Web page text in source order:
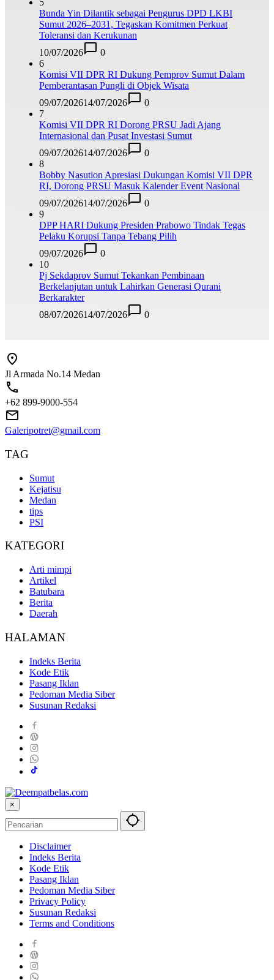
5
Bunda Yin Dilantik sebagai Pengurus DPD LKBI
Sumut 2026–2031, Tegaskan Komitmen Perkuat
Toleransi dan Kerukunan
10/07/2026
0
6
Komisi VII DPR RI Dukung Pemprov Sumut Dalam
Pemberantasan Pungli di Objek Wisata
09/07/202614/07/2026
0
7
Komisi VII DPR RI Dorong PRSU Jadi Ajang
Internasional dan Pusat Investasi Sumut
09/07/202614/07/2026
0
8
Bobby Nasution Apresiasi Dukungan Komisi VII DPR
RI, Dorong PRSU Masuk Kalender Event Nasional
09/07/202614/07/2026
0
9
DPP HARI Dukung Presiden Prabowo Tindak Tegas
Pelaku Korupsi Tanpa Tebang Pilih
09/07/2026
0
10
Pj Sekdaprov Sumut Tekankan Pembinaan
Berkelanjutan untuk Lahirkan Generasi Qurani
Berkarakter
08/07/202614/07/2026 0
Jl Armada No.14 Medan
+62 899-9000-554
Galeripotret@gmail.com
TAG
Sumut
Kejatisu
Medan
tips
PSI
KATEGORI
Arti mimpi
Artikel
Batubara
Berita
Daerah
HALAMAN
Indeks Berita
Kode Etik
Pasang Iklan
Pedoman Media Siber
Susunan Redaksi
×
Disclaimer
Indeks Berita
Kode Etik
Pasang Iklan
Pedoman Media Siber
Privacy Policy
Susunan Redaksi
Terms and Conditions